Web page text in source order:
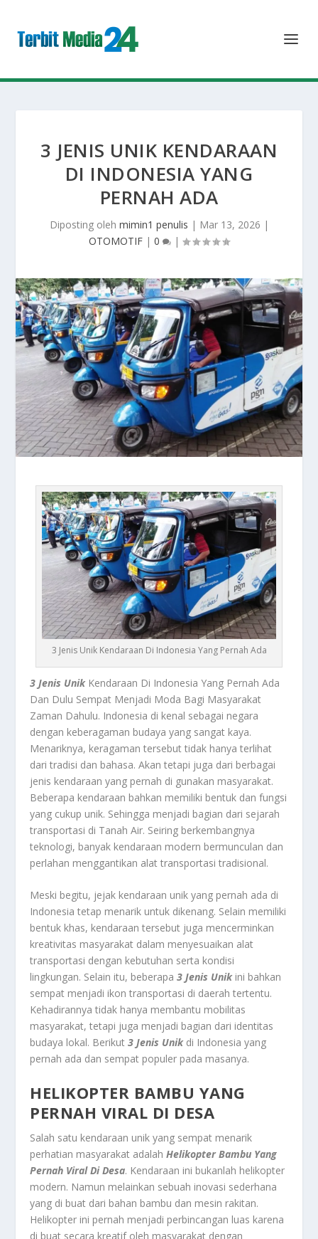
3 JENIS UNIK KENDARAAN
DI INDONESIA YANG
PERNAH ADA
Diposting oleh mimin1 penulis | Mar 13, 2026 |
OTOMOTIF | 0 |
3 Jenis Unik Kendaraan Di Indonesia Yang Pernah Ada
3 Jenis UnikKendaraan Di Indonesia Yang Pernah Ada
Dan Dulu Sempat Menjadi Moda Bagi Masyarakat
Zaman Dahulu. Indonesia di kenal sebagai negara
dengan keberagaman budaya yang sangat kaya.
Menariknya, keragaman tersebut tidak hanya terlihat
dari tradisi dan bahasa. Akan tetapi juga dari berbagai
jenis kendaraan yang pernah di gunakan masyarakat.
Beberapa kendaraan bahkan memiliki bentuk dan fungsi
yang cukup unik. Sehingga menjadi bagian dari sejarah
transportasi di Tanah Air. Seiring berkembangnya
teknologi, banyak kendaraan modern bermunculan dan
perlahan menggantikan alat transportasi tradisional.
Meski begitu, jejak kendaraan unik yang pernah ada di
Indonesia tetap menarik untuk dikenang. Selain memiliki
bentuk khas, kendaraan tersebut juga mencerminkan
kreativitas masyarakat dalam menyesuaikan alat
transportasi dengan kebutuhan serta kondisi
lingkungan. Selain itu, beberapa3 Jenis Unikini bahkan
sempat menjadi ikon transportasi di daerah tertentu.
Kehadirannya tidak hanya membantu mobilitas
masyarakat, tetapi juga menjadi bagian dari identitas
budaya lokal. Berikut3 Jenis Unikdi Indonesia yang
pernah ada dan sempat populer pada masanya.
HELIKOPTER BAMBU YANG
PERNAH VIRAL DI DESA
Salah satu kendaraan unik yang sempat menarik
perhatian masyarakat adalahHelikopter Bambu Yang
Pernah Viral Di Desa. Kendaraan ini bukanlah helikopter
modern. Namun melainkan sebuah inovasi sederhana
yang di buat dari bahan bambu dan mesin rakitan.
Helikopter ini pernah menjadi perbincangan luas karena
di buat secara kreatif oleh masyarakat dengan